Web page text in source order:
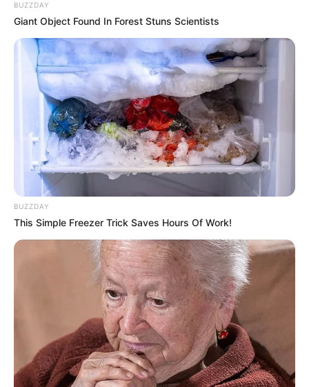
BUZZDAY
Giant Object Found In Forest Stuns Scientists
BUZZDAY
This Simple Freezer Trick Saves Hours Of Work!